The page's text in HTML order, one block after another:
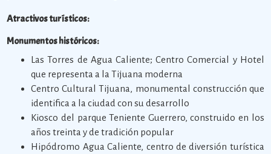
Atractivos turísticos:
Monumentos históricos:
Las Torres de Agua Caliente; Centro Comercial y Hotel
que representa a la Tijuana moderna
Centro Cultural Tijuana, monumental construcción que
identifica a la ciudad con su desarrollo
Kiosco del parque Teniente Guerrero, construido en los
años treinta y de tradición popular
Hipódromo Agua Caliente, centro de diversión turística